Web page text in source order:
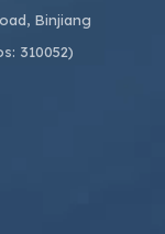
Binjiang
310052)